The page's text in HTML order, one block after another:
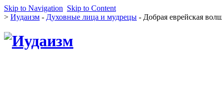
Skip to Navigation Skip to Content
> Иудаизм - Духовные лица и мудрецы - Добрая еврейская